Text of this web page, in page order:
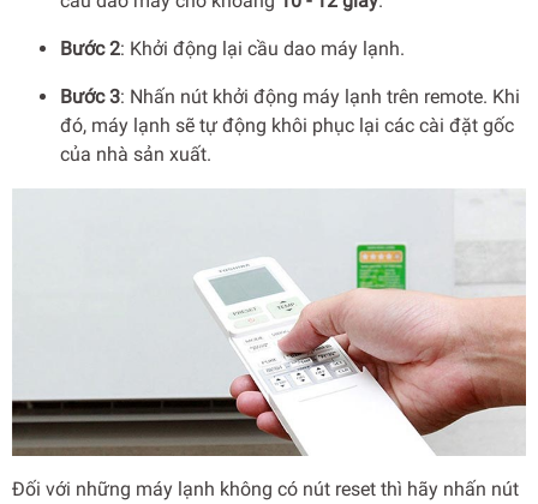
Bước 2: Khởi động lại cầu dao máy lạnh.
Bước 3: Nhấn nút khởi động máy lạnh trên remote. Khi
đó, máy lạnh sẽ tự động khôi phục lại các cài đặt gốc
của nhà sản xuất.
Đối với những máy lạnh không có nút reset thì hãy nhấn nút